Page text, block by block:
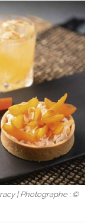
| Photographe : ©